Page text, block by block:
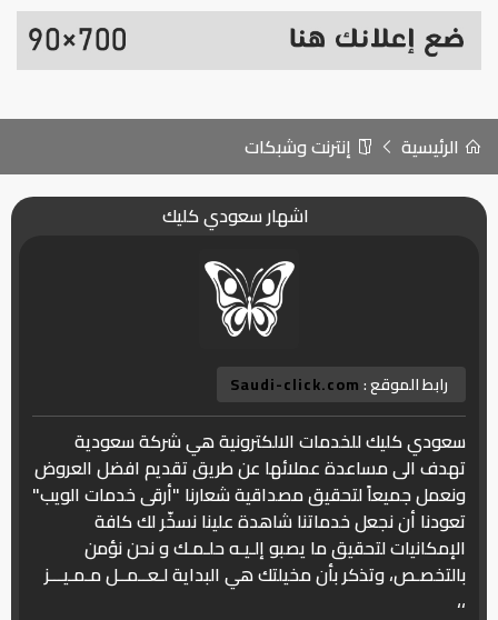
الرئيسية إنترنت وشبكات
اشهار سعودي كليك
رابط الموقع :Saudi-click.com
سعودي كليك للخدمات الالكترونية هي شركة سعودية
تهدف الى مساعدة عملائها عن طريق تقديم افضل العروض
ونعمل جميعاً لتحقيق مصداقية شعارنا "أرقى خدمات الويب"
تعودنا أن نجعل خدماتنا شاهدة علينا نسخّر لك كافة
الإمكانيات لتحقيق ما يصبو إلـيـه حلـمـك و نحن نؤمن
بالتخصـص، وتذكر بأن مخيلتك هي البداية لـعــمــل مـمـيـــز
،،